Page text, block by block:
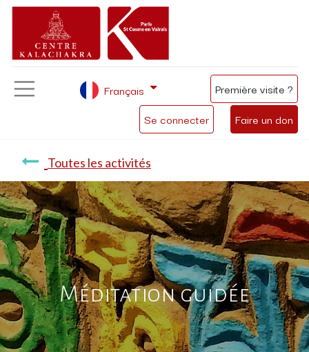
Se connecter Faire un don
Français Première visite ?
Toutes les activités
Méditation guidée